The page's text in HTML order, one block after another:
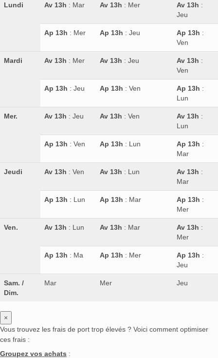
Lundi Av 13h : Mar Av 13h : Mer Av 13h :
Jeu
Ap 13h : Mer Ap 13h : Jeu Ap 13h :
Ven
Mardi Av 13h : Mer Av 13h : Jeu Av 13h :
Ven
Ap 13h : Jeu Ap 13h : Ven Ap 13h :
Lun
Mer. Av 13h : Jeu Av 13h : Ven Av 13h :
Lun
Ap 13h : Ven Ap 13h : Lun Ap 13h :
Mar
Jeudi Av 13h : Ven Av 13h : Lun Av 13h :
Mar
Ap 13h : Lun Ap 13h : Mar Ap 13h :
Mer
Ven. Av 13h : Lun Av 13h : Mar Av 13h :
Mer
Ap 13h : Ma Ap 13h : Mer Ap 13h :
Jeu
Sam. /
Dim.
Mar Mer Jeu
×
Vous trouvez les frais de port trop élevés ? Voici comment optimiser
ces frais :
Groupez vos achats :